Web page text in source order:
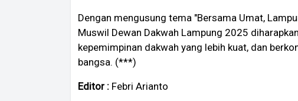
Dengan mengusung tema "Bersama Umat,
Muswil Dewan Dakwah Lampung 2025
kepemimpinan dakwah yang lebih kuat, dan
bangsa. (***)
Editor : Febri Arianto